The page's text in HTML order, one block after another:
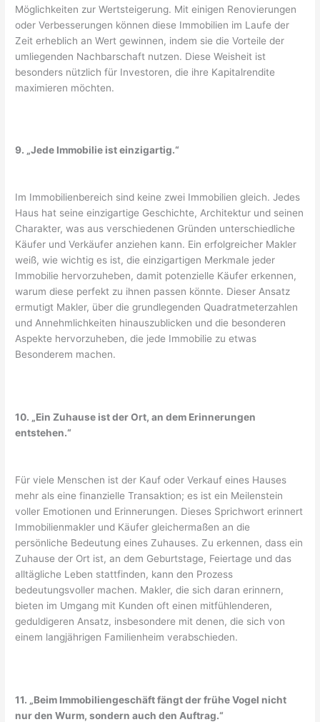
Möglichkeiten zur Wertsteigerung. Mit einigen Renovierungen
oder Verbesserungen können diese Immobilien im Laufe der
Zeit erheblich an Wert gewinnen, indem sie die Vorteile der
umliegenden Nachbarschaft nutzen. Diese Weisheit ist
besonders nützlich für Investoren, die ihre Kapitalrendite
maximieren möchten.
9. „Jede Immobilie ist einzigartig.“
Im Immobilienbereich sind keine zwei Immobilien gleich. Jedes
Haus hat seine einzigartige Geschichte, Architektur und seinen
Charakter, was aus verschiedenen Gründen unterschiedliche
Käufer und Verkäufer anziehen kann. Ein erfolgreicher Makler
weiß, wie wichtig es ist, die einzigartigen Merkmale jeder
Immobilie hervorzuheben, damit potenzielle Käufer erkennen,
warum diese perfekt zu ihnen passen könnte. Dieser Ansatz
ermutigt Makler, über die grundlegenden Quadratmeterzahlen
und Annehmlichkeiten hinauszublicken und die besonderen
Aspekte hervorzuheben, die jede Immobilie zu etwas
Besonderem machen.
10. „Ein Zuhause ist der Ort, an dem Erinnerungen
entstehen.“
Für viele Menschen ist der Kauf oder Verkauf eines Hauses
mehr als eine finanzielle Transaktion; es ist ein Meilenstein
voller Emotionen und Erinnerungen. Dieses Sprichwort erinnert
Immobilienmakler und Käufer gleichermaßen an die
persönliche Bedeutung eines Zuhauses. Zu erkennen, dass ein
Zuhause der Ort ist, an dem Geburtstage, Feiertage und das
alltägliche Leben stattfinden, kann den Prozess
bedeutungsvoller machen. Makler, die sich daran erinnern,
bieten im Umgang mit Kunden oft einen mitfühlenderen,
geduldigeren Ansatz, insbesondere mit denen, die sich von
einem langjährigen Familienheim verabschieden.
11. „Beim Immobiliengeschäft fängt der frühe Vogel nicht
nur den Wurm, sondern auch den Auftrag.“